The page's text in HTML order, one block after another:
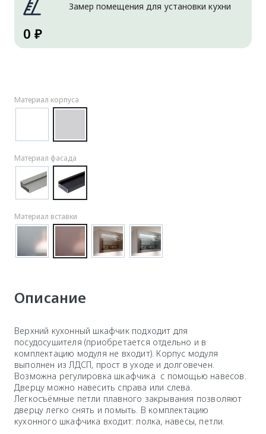
Замер помещения для установки кухни
0 ₽
Материал корпуса
Материал фасада
Материал вставки
Описание
Верхний кухонный шкафчик подходит для
посудосушителя (приобретается отдельно и в
комплектацию модуля не входит). Корпус модуля
выполнен из ЛДСП, прост в уходе и долговечен.
Возможна регулировка шкафчика с помощью навесов.
Дверцу можно навесить справа или слева.
Легкосъёмные петли плавного закрывания позволяют
дверцу легко снять и помыть. В комплектацию
кухонного шкафчика входит: полка, навесы, петли.